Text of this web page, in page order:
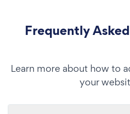
Frequently
Learn more about how to
your